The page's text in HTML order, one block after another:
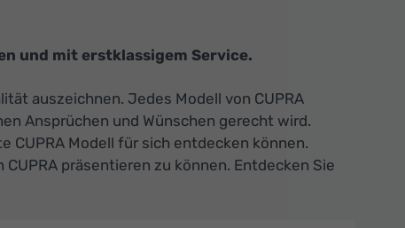
und mit erstklassigem Service.
auszeichnen. Jedes Modell von CUPRA
Ansprüchen und Wünschen gerecht wird.
Modell für sich entdecken können.
präsentieren zu können. Entdecken Sie